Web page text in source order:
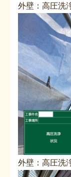
外壁：高圧洗
外壁：高圧洗